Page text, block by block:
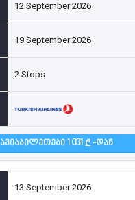
12 September 2026
19 September 2026
2 Stops
ᲐᲕᲘᲐᲑᲘᲚᲔᲗᲔᲑᲘ 1 031 -ᲓᲐᲜ
13 September 2026